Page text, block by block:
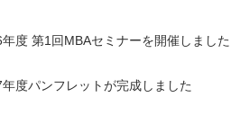
度 第1回MBAセミナーを開催しました
度パンフレットが完成しました